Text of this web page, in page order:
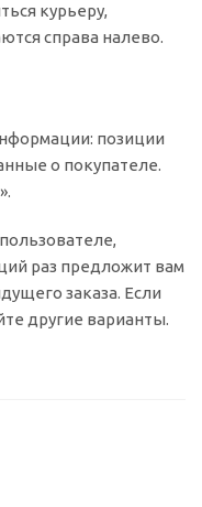
курьеру,
справа налево.
позиции
о покупателе.
раз предложит вам
заказа. Если
другие варианты.